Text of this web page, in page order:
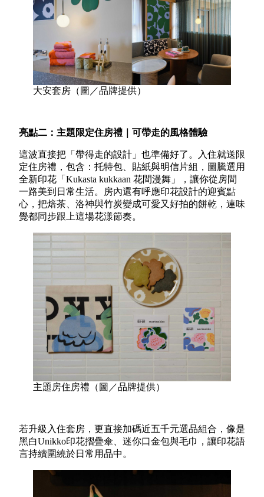
大安套房（圖／品牌提供）
亮點二：主題限定住房禮｜可帶走的風格體驗
這波直接把「帶得走的設計」也準備好了。入住就送限
定住房禮，包含：托特包、貼紙與明信片組，圖騰選用
全新印花「Kukasta kukkaan 花間漫舞」，讓你從房間
一路美到日常生活。房內還有呼應印花設計的迎賓點
心，把焙茶、洛神與竹炭變成可愛又好拍的餅乾，連味
覺都同步跟上這場花漾節奏。
主題房住房禮（圖／品牌提供）
若升級入住套房，更直接加碼近五千元選品組合，像是
黑白Unikko印花摺疊傘、迷你口金包與毛巾，讓印花語
言持續圍繞於日常用品中。